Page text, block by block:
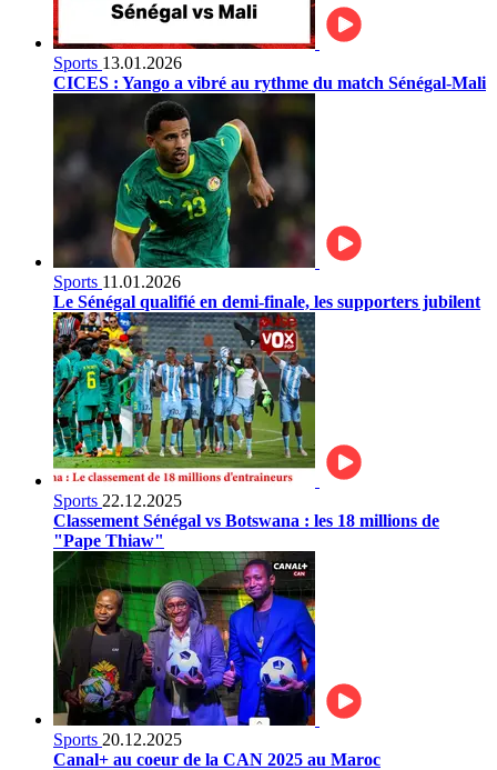
Sports 13.01.2026
CICES : Yango a vibré au rythme du match Sénégal-Mali
Sports 11.01.2026
Le Sénégal qualifié en demi-finale, les supporters jubilent
Sports 22.12.2025
Classement Sénégal vs Botswana : les 18 millions de
"Pape Thiaw"
Sports 20.12.2025
Canal+ au coeur de la CAN 2025 au Maroc